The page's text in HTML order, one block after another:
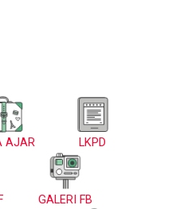
AJAR LKPD
GALERI FB